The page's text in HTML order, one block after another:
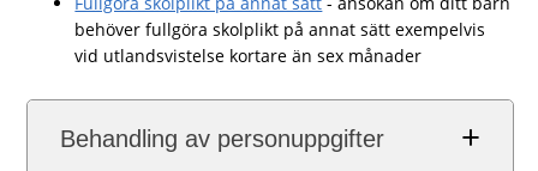
behöver fullgöra skolplikt på annat sätt exempelvis
vid utlandsvistelse kortare än sex månader
Behandling av personuppgifter